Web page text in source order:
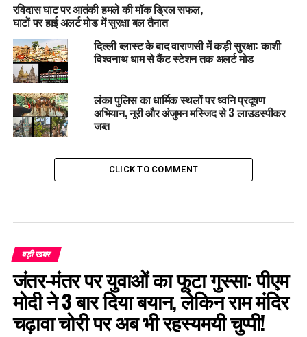
रविदास घाट पर आतंकी हमले की मॉक ड्रिल सफल,
घाटों पर हाई अलर्ट मोड में सुरक्षा बल तैनात
दिल्ली ब्लास्ट के बाद वाराणसी में कड़ी सुरक्षा: काशी
विश्वनाथ धाम से कैंट स्टेशन तक अलर्ट मोड
लंका पुलिस का धार्मिक स्थलों पर ध्वनि प्रदूषण
अभियान, नूरी और अंजुमन मस्जिद से 3 लाउडस्पीकर
जब्त
CLICK TO COMMENT
बड़ी खबर
जंतर-मंतर पर युवाओं का फूटा गुस्सा: पीएम
मोदी ने 3 बार दिया बयान, लेकिन राम मंदिर
चढ़ावा चोरी पर अब भी रहस्यमयी चुप्पी!